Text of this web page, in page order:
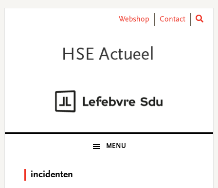
Webshop Contact
MENU
incidenten